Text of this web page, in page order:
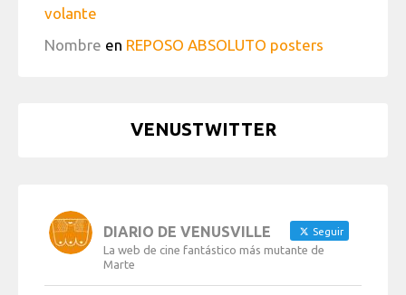
volante
Nombre en REPOSO ABSOLUTO posters
VENUSTWITTER
DIARIO DE VENUSVILLE Seguir
La web de cine fantástico más mutante de
Marte